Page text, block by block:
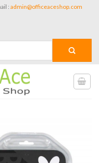
:admin@officeaceshop.com